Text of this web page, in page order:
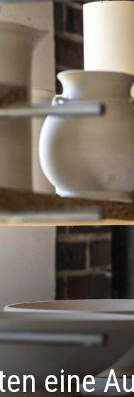
eine